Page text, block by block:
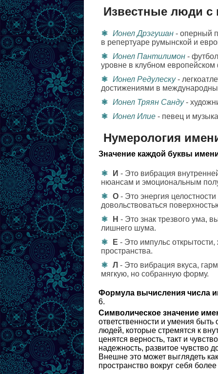
Известные люди с
Ионел Дрэгушан - оперный
в репертуаре румынской и
Ионел Пантилимон -
уровне в клубном европейском
Ионел Редулеску-
достижениями в
Ионел Тряян Санду-
Ионел Илие - певец и
Нумерология
Значение каждой буквы
И - Это вибрация
нюансам и эмоциональным
О - Это энергия
довольствоваться
Н - Это знак трезвого ума,
лишнего шума.
Е - Это импульс
пространства.
Л - Это вибрация вкуса,
мягкую, но собранную форму.
Формула вычисления числа
6.
Символическое значение
ответственности и умения
людей, которые стремятся к
ценятся верность, такт и
надежность, развитое чувство
Внешне это может выглядеть
пространство вокруг себя